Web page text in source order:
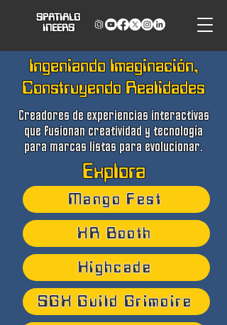
SPATIALG
INEERS
Ingeniando Imaginación,
Construyendo Realidades
Creadores de experiencias interactivas
que fusionan creatividad y tecnología
para marcas listas para evolucionar.
Explora
Mango Fest
XR Booth
Highcade
SGX Guild Grimoire